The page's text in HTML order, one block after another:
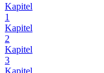
Kapitel
1
Kapitel
2
Kapitel
3
Kapitel